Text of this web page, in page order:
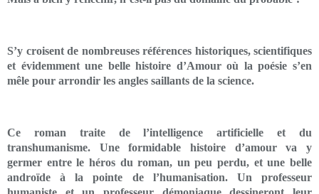
S’y croisent de nombreuses références historiques, scientifiques
et évidemment une belle histoire d’Amour où la poésie s’en
mêle pour arrondir les angles saillants de la science.
Ce roman traite de l’intelligence artificielle et du
transhumanisme. Une formidable histoire d’amour va y
germer entre le héros du roman, un peu perdu, et une belle
androïde à la pointe de l’humanisation. Un professeur